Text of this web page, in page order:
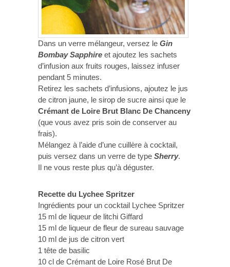
Dans un verre mélangeur, versez le Gin
Bombay Sapphire et ajoutez les sachets
d’infusion aux fruits rouges, laissez infuser
pendant 5 minutes.
Retirez les sachets d’infusions, ajoutez le jus
de citron jaune, le sirop de sucre ainsi que le
Crémant de Loire Brut Blanc De Chanceny
(que vous avez pris soin de conserver au
frais).
Mélangez à l’aide d’une cuillère à cocktail,
puis versez dans un verre de type Sherry.
Il ne vous reste plus qu’à déguster.
Recette du Lychee Spritzer
Ingrédients pour un cocktail Lychee Spritzer
15 ml de liqueur de litchi Giffard
15 ml de liqueur de fleur de sureau sauvage
10 ml de jus de citron vert
1 tête de basilic
10 cl de Crémant de Loire Rosé Brut De